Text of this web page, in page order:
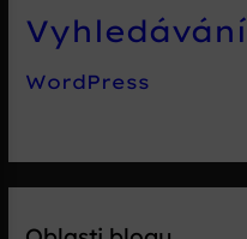
Vyhledávání
WordPress